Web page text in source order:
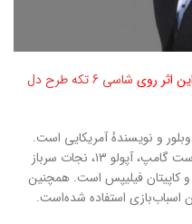
اثر روی
شاسی 6 تکه طرح دل
و نویسندهٔ آمریکایی است.
وی بازیگر فیلم‌های مشهوری همچون فارست گامپ، آپولو ۱۳، نجات سرباز
و کاپیتان فیلیپس است. همچنین
اسباب‌بازی استفاده شده‌است.